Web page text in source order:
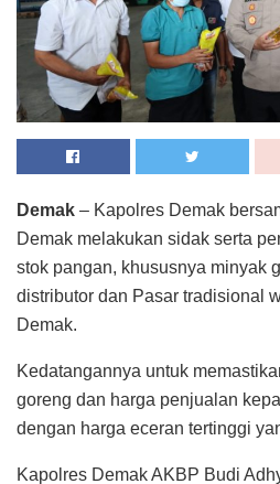
Demak – Kapolres Demak
Demak melakukan sidak serta
stok pangan, khususnya minyak
distributor dan Pasar tradisional
Demak.
Kedatangannya untuk
goreng dan harga penjualan
dengan harga eceran tertinggi
Kapolres Demak AKBP Budi